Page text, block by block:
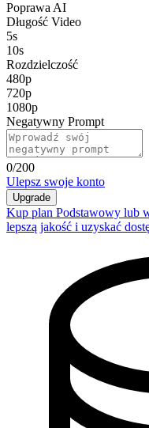
Poprawa AI
Długość Video
5s
10s
Rozdzielczość
480p
720p
1080p
Negatywny Prompt
0/200
Ulepsz swoje konto
Upgrade
Kup plan Podstawowy lub
lepszą jakość i uzyskać